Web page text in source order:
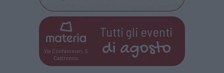
Via Confalonieri, 5
Castronno
Tutti gli eventi
di agosto